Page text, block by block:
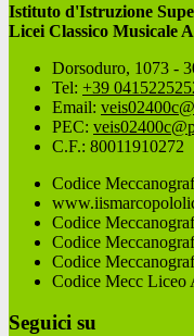
Istituto d'Istruzione
Licei Classico Musicale
Dorsoduro, 1073 -
Tel: +39
Email:
PEC:
C.F.: 80011910272
Codice
Codice
Codice
Codice
Codice Mecc Liceo
Seguici su